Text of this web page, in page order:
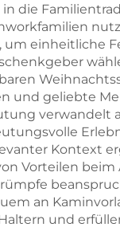
die
um einheitliche
und geliebte
verwandelt
Kontext
Vorteilen beim
an
und